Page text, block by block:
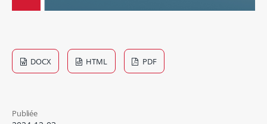
DOCX HTML PDF
Publiée